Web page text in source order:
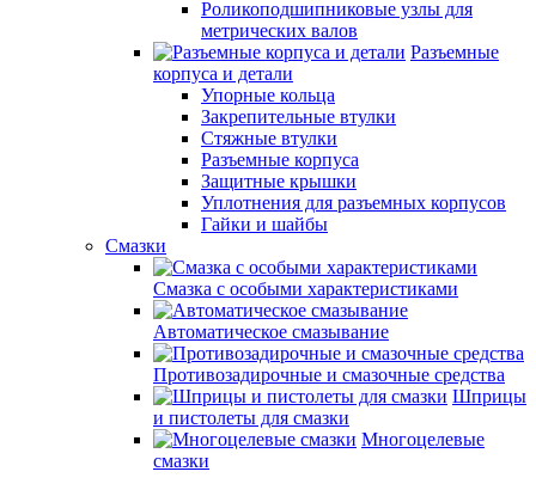
Роликоподшипниковые узлы для
метрических валов
Разъемные
корпуса и детали
Упорные кольца
Закрепительные втулки
Стяжные втулки
Разъемные корпуса
Защитные крышки
Уплотнения для разъемных корпусов
Гайки и шайбы
Смазки
Смазка с особыми характеристиками
Автоматическое смазывание
Противозадирочные и смазочные средства
Шприцы
и пистолеты для смазки
Многоцелевые
смазки